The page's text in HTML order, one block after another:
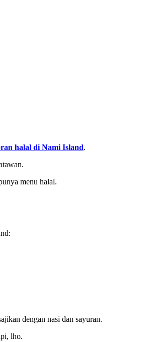
halal di Nami Island.
menu halal.
dengan nasi dan sayuran.
lho.